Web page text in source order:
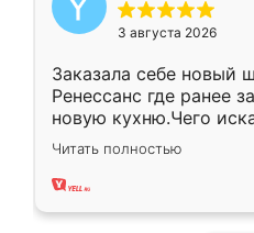
3 августа 2026
Заказала себе новый
Ренессанс где ранее
новую кухню.Чего
вполне довольна.
два года, нареканий
Читать полностью